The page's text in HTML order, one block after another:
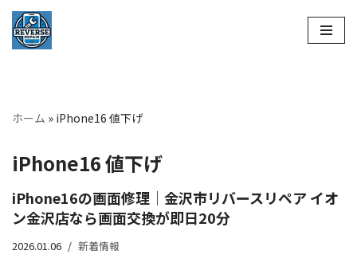
コ
ツ
ス
ッ
プ
ホーム » iPhone16 値下げ
iPhone16 値下げ
iPhone16の画面修理｜金沢市リバースリペア イオ
ン金沢店なら画面交換が即日20分
2026.01.06 新着情報